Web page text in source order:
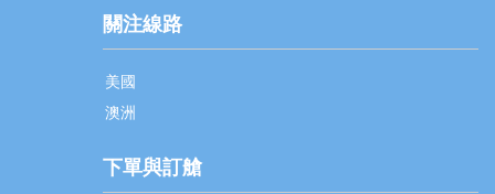
關注線路
美國
澳洲
下單與訂艙